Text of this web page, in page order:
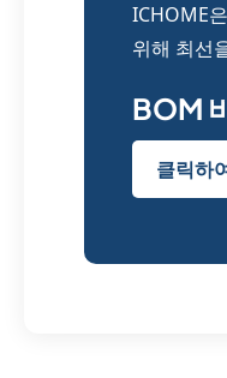
ICHOME
위해 최선
BOM
클릭하